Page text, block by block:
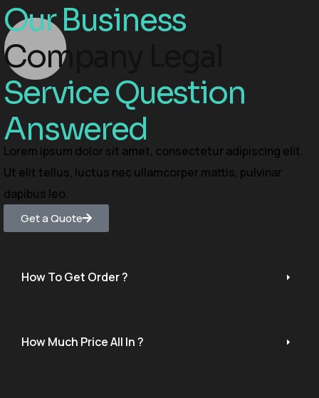
Our Business
Company Legal
Service Question
Answered
Lorem ipsum dolor sit amet, consectetur adipiscing elit.
Ut elit tellus, luctus nec ullamcorper mattis, pulvinar
dapibus leo.
Get a Quote
How To Get Order ?
How Much Price All In ?